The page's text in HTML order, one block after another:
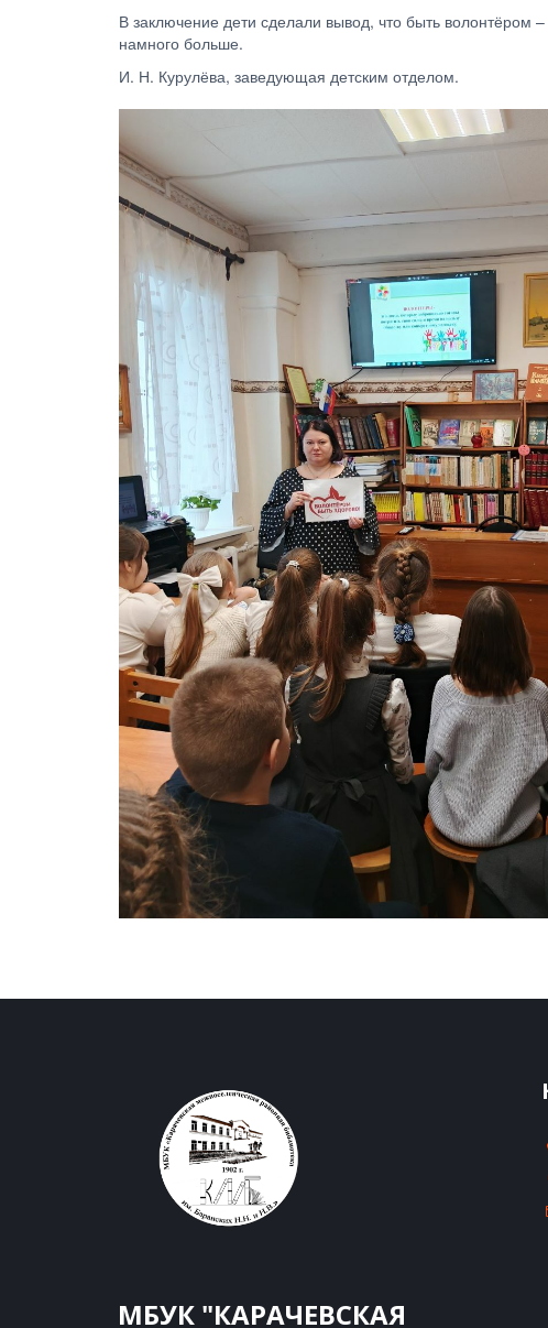
В заключение дети сделали вывод, что быть
намного больше.
И. Н. Курулёва, заведующая детским отделом.
МБУК "КАРАЧЕВСКАЯ